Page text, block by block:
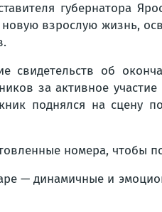
губернатора
взрослую жизнь,
свидетельств об
за активное
поднялся на сцену
номера, чтобы
— динамичные и